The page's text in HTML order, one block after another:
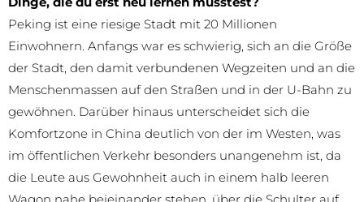
Dinge, die du erst neu lernen musstest?
Peking ist eine riesige Stadt mit 20 Millionen
Einwohnern. Anfangs war es schwierig, sich an die Größe
der Stadt, den damit verbundenen Wegzeiten und an die
Menschenmassen auf den Straßen und in der U-Bahn zu
gewöhnen. Darüber hinaus unterscheidet sich die
Komfortzone in China deutlich von der im Westen, was
im öffentlichen Verkehr besonders unangenehm ist, da
die Leute aus Gewohnheit auch in einem halb leeren